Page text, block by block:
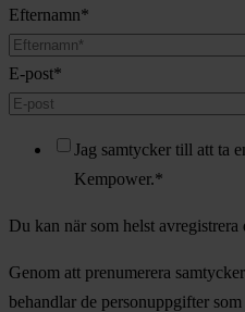
Efternamn*
E-post*
Jag samtycker till att ta
Kempower.*
Du kan när som helst
Genom att prenumerera
behandlar de personuppgifter